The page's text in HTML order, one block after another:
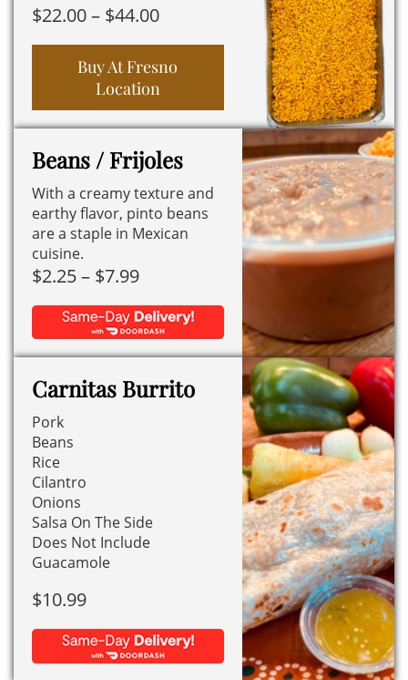
$22.00– $44.00Price
range:
$22.00
through
$44.00
Buy At Fresno
Location
Este
producto
tiene
múltiples
variantes.
Las
opciones
se
pueden
elegir
en
la
página
de
producto
Beans / Frijoles
With a creamy texture and
earthy flavor, pinto beans
are a staple in Mexican
cuisine.
$2.25– $7.99Price
range:
$2.25
through
$7.99
Este
producto
tiene
múltiples
variantes.
Las
opciones
se
pueden
en
la
página
Carnitas Burrito
Pork
Beans
Rice
Cilantro
Onions
Salsa On The Side
Does Not Include
Guacamole
$10.99